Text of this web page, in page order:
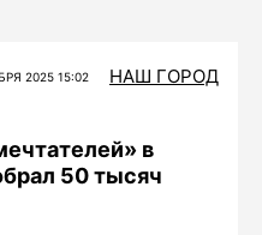
2025 15:02 НАШ ГОРОД
в
50 тысяч